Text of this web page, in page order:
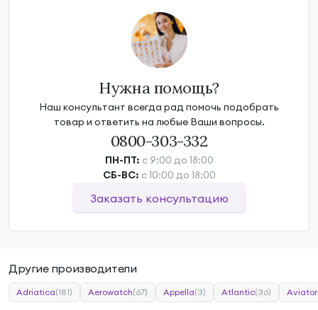
Нужна помощь?
Наш консультант всегда рад помочь подобрать
товар и ответить на любые Ваши вопросы.
0800-303-332
ПН-ПТ: с 9:00 до 18:00
СБ-ВС: с 10:00 до 18:00
Заказать консультацию
Другие производители
Adriatica(181) Aerowatch(67) Appella(3) Atlantic(36) Aviator